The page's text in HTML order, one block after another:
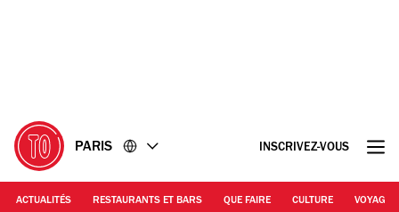
PARIS INSCRIVEZ-VOUS
ACTUALITÉS RESTAURANTS ET BARS QUE FAIRE CULTURE VOYAGE